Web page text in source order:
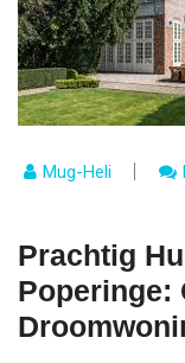
Mug-Heli
Prachtig
Poperinge: